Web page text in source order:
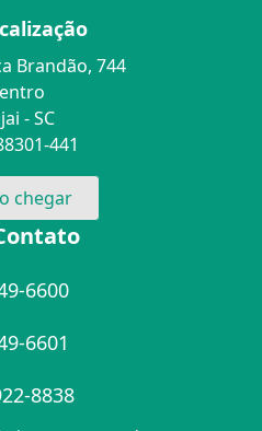
Brandão, 744
- SC
441
chegar
6600
6601
8838